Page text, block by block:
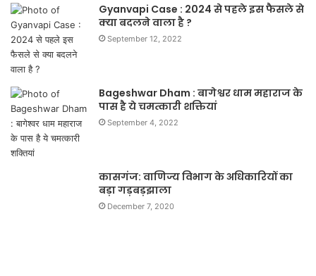
Gyanvapi Case : 2024 से पहले इस फैसले से
क्या बदलने वाला है ?
September 12, 2022
Bageshwar Dham : बागेश्वर धाम महाराज के
पास है ये चमत्कारी शक्तियां
September 4, 2022
कासगंज: वाणिज्य विभाग के अधिकारियों का
बड़ा गड़बड़झाला
December 7, 2020